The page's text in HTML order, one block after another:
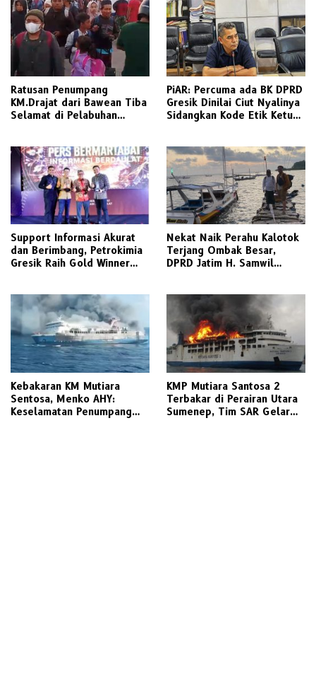
Ratusan Penumpang
KM.Drajat dari Bawean Tiba
Selamat di Pelabuhan
PiAR: Percuma ada BK DPRD
Gresik Dinilai Ciut Nyalinya
Sidangkan Kode Etik Ketua
Support Informasi Akurat
dan Berimbang, Petrokimia
Gresik Raih Gold Winner
Nekat Naik Perahu Kalotok
Terjang Ombak Besar,
DPRD Jatim H. Samwil
Kebakaran KM Mutiara
Sentosa, Menko AHY:
Keselamatan Penumpang
KMP Mutiara Santosa 2
Terbakar di Perairan Utara
Sumenep, Tim SAR Gelar